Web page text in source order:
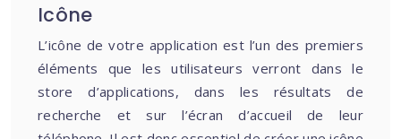
Icône
L’icône de votre application est l’un des premiers
éléments que les utilisateurs verront dans le
store d’applications, dans les résultats de
recherche et sur l’écran d’accueil de leur